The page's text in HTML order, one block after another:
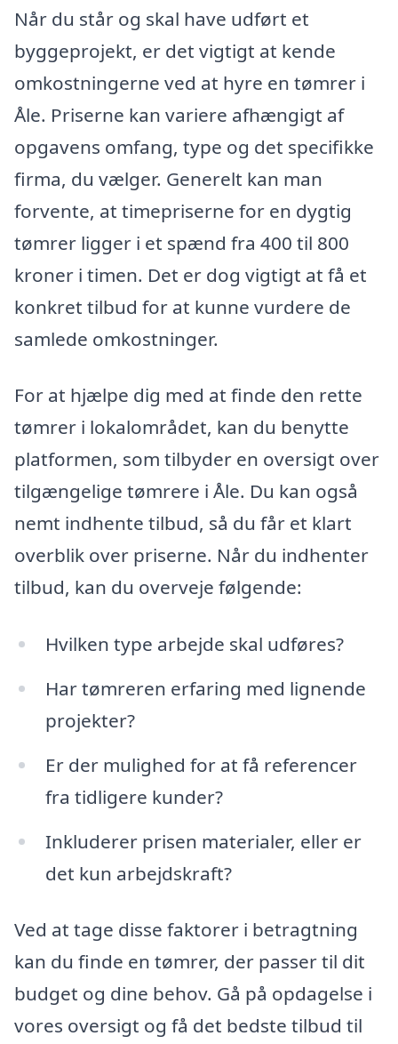
Når du står og skal have udført et
byggeprojekt, er det vigtigt at kende
omkostningerne ved at hyre en tømrer i
Åle. Priserne kan variere afhængigt af
opgavens omfang, type og det specifikke
firma, du vælger. Generelt kan man
forvente, at timepriserne for en dygtig
tømrer ligger i et spænd fra 400 til 800
kroner i timen. Det er dog vigtigt at få et
konkret tilbud for at kunne vurdere de
samlede omkostninger.
For at hjælpe dig med at finde den rette
tømrer i lokalområdet, kan du benytte
platformen, som tilbyder en oversigt over
tilgængelige tømrere i Åle. Du kan også
nemt indhente tilbud, så du får et klart
overblik over priserne. Når du indhenter
tilbud, kan du overveje følgende:
Hvilken type arbejde skal udføres?
Har tømreren erfaring med lignende
projekter?
Er der mulighed for at få referencer
fra tidligere kunder?
Inkluderer prisen materialer, eller er
det kun arbejdskraft?
Ved at tage disse faktorer i betragtning
kan du finde en tømrer, der passer til dit
budget og dine behov. Gå på opdagelse i
vores oversigt og få det bedste tilbud til